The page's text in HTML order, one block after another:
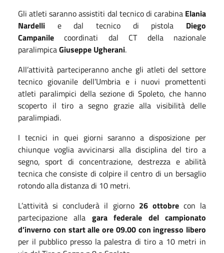
Gli atleti saranno assistiti dal tecnico di carabina Elania
Nardelli e dal tecnico di pistola Diego
Campanile coordinati dal CT della nazionale
paralimpicaGiuseppe Ugherani.
All’attività parteciperanno anche gli atleti del settore
tecnico giovanile dell’Umbria e i nuovi promettenti
atleti paralimpici della sezione di Spoleto, che hanno
scoperto il tiro a segno grazie alla visibilità delle
paralimpiadi.
I tecnici in quei giorni saranno a disposizione per
chiunque voglia avvicinarsi alla disciplina del tiro a
segno, sport di concentrazione, destrezza e abilità
tecnica che consiste di colpire il centro di un bersaglio
rotondo alla distanza di 10 metri.
L’attività si concluderà il giorno26 ottobrecon la
partecipazione alla gara federale del campionato
d’inverno con start alle ore 09.00 con ingresso libero
per il pubblico presso la palestra di tiro a 10 metri in